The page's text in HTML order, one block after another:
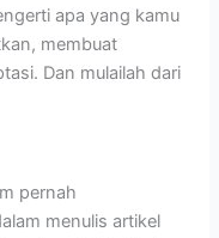
apa yang kamu
membuat
Dan mulailah dari
pernah
menulis artikel